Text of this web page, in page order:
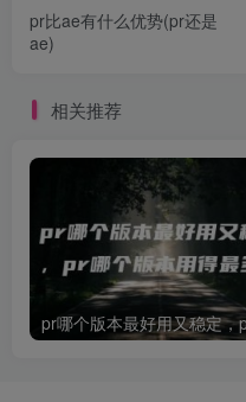
pr比ae有什么优势(pr还是
ae)
相关推荐